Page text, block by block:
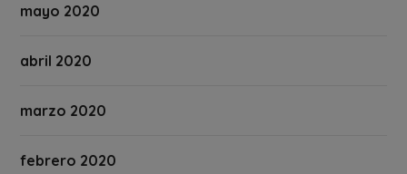
mayo 2020
abril 2020
marzo 2020
febrero 2020